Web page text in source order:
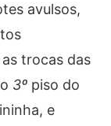
avulsos,
trocas das
3º piso do
e